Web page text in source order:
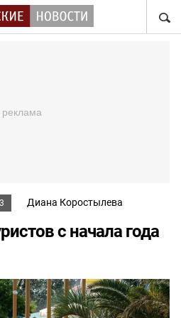
Диана Коростылева
с начала года